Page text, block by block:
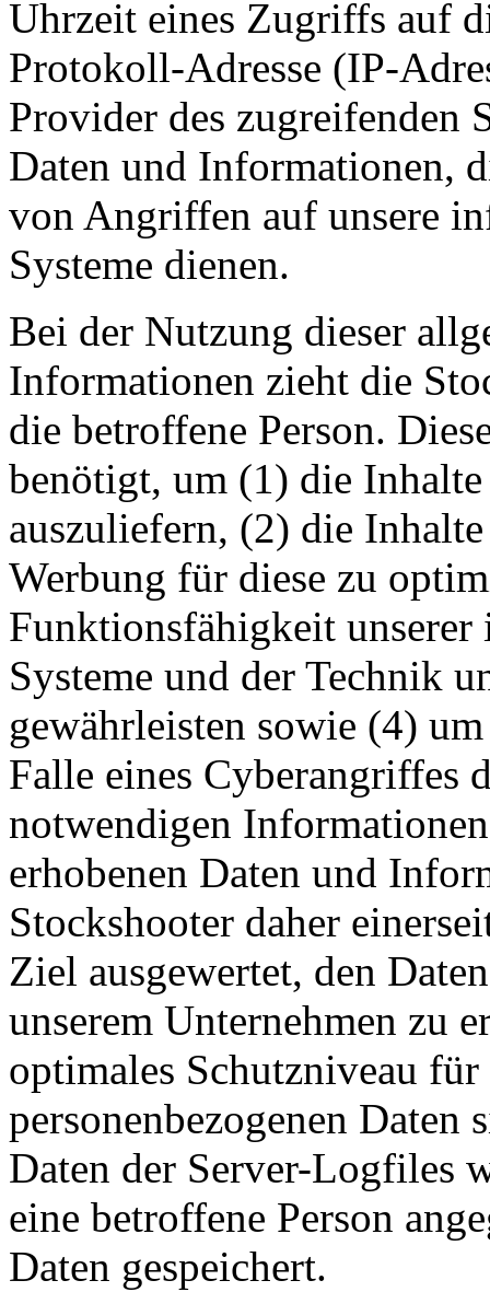
Uhrzeit eines Zugriffs auf
Protokoll-Adresse (IP-
Provider des zugreifenden
Daten und Informationen,
von Angriffen auf unsere
Systeme dienen.
Bei der Nutzung dieser
Informationen zieht die
die betroffene Person.
benötigt, um (1) die
auszuliefern, (2) die
Werbung für diese zu
Funktionsfähigkeit
Systeme und der Technik
gewährleisten sowie (4)
Falle eines Cyberangriffes
notwendigen
erhobenen Daten und
Stockshooter daher
Ziel ausgewertet, den
unserem Unternehmen zu
optimales Schutzniveau
personenbezogenen Daten
Daten der Server-Logfiles
eine betroffene Person
Daten gespeichert.